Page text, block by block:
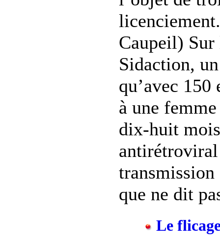
Caupeil)
Sidaction,
qu’avec 150
à une
dix-huit
que ne dit
Le